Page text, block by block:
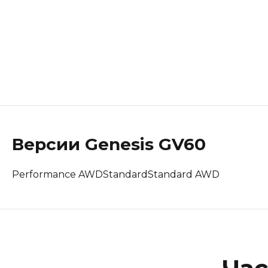
Rolls-Royce
Версии Genesis GV60
Performance AWDStandardStandard AWD